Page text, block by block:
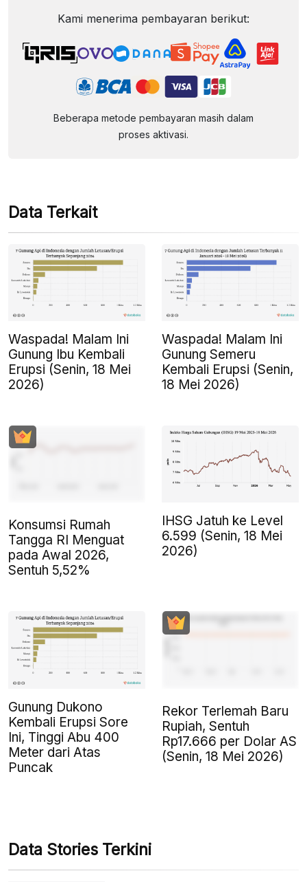
Kami menerima pembayaran berikut:
Beberapa metode pembayaran masih dalam
proses aktivasi.
Data Terkait
Waspada! Malam Ini
Gunung Ibu Kembali
Erupsi (Senin, 18 Mei
2026)
Waspada! Malam Ini
Gunung Semeru
Kembali Erupsi (Senin,
18 Mei 2026)
Konsumsi Rumah
Tangga RI Menguat
pada Awal 2026,
Sentuh 5,52%
IHSG Jatuh ke Level
6.599 (Senin, 18 Mei
2026)
Gunung Dukono
Kembali Erupsi Sore
Ini, Tinggi Abu 400
Meter dari Atas
Puncak
Rekor Terlemah Baru
Rupiah, Sentuh
Rp17.666 per Dolar AS
(Senin, 18 Mei 2026)
Data Stories Terkini